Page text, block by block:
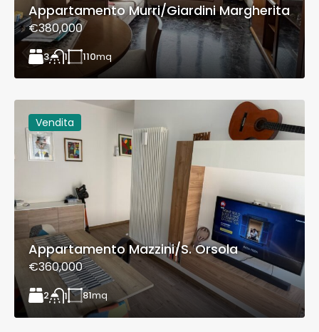
Appartamento Murri/Giardini Margherita
€380,000
3 1 110mq
Vendita
Appartamento Mazzini/S. Orsola
€360,000
2 1 81mq